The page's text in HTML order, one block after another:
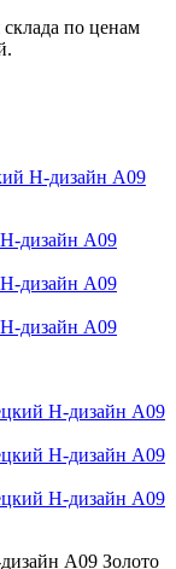
по ценам
H-дизайн А09
А09 Золото